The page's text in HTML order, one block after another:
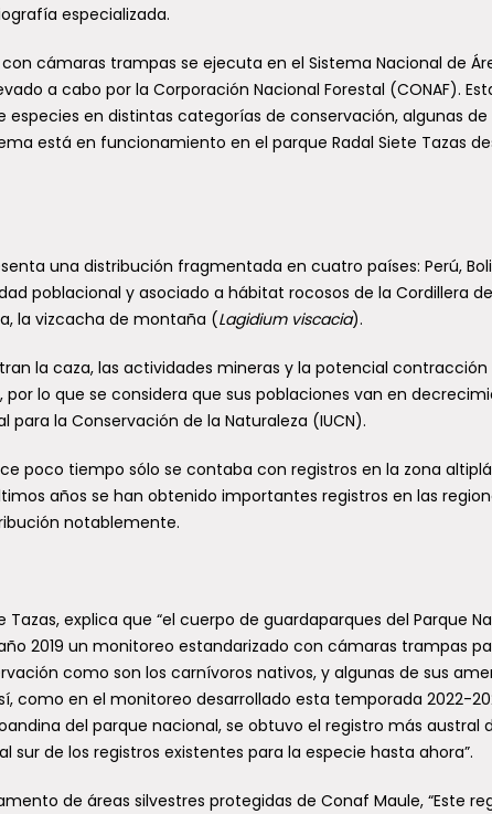
especializada.
cámaras trampas se ejecuta en el Sistema Nacional de
a cabo por la Corporación Nacional Forestal (CONAF).
en distintas categorías de conservación, algunas de
está en funcionamiento en el parque Radal Siete Tazas
una distribución fragmentada en cuatro países: Perú,
poblacional y asociado a hábitat rocosos de la Cordillera
la vizcacha de montaña (Lagidium viscacia).
la caza, las actividades mineras y la potencial contracción
lo que se considera que sus poblaciones van en
la Conservación de la Naturaleza (IUCN).
poco tiempo sólo se contaba con registros en la zona
años se han obtenido importantes registros en las
notablemente.
Tazas, explica que “el cuerpo de guardaparques del Parque
2019 un monitoreo estandarizado con cámaras trampas
como son los carnívoros nativos, y algunas de sus
como en el monitoreo desarrollado esta temporada 2022-
del parque nacional, se obtuvo el registro más austral
sur de los registros existentes para la especie hasta ahora”.
de áreas silvestres protegidas de Conaf Maule, “Este